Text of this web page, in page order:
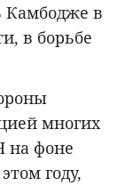
в
в борьбе
многих
на фоне
году,